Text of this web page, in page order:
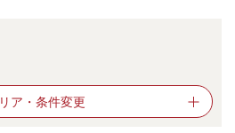
ア・ 条件変更